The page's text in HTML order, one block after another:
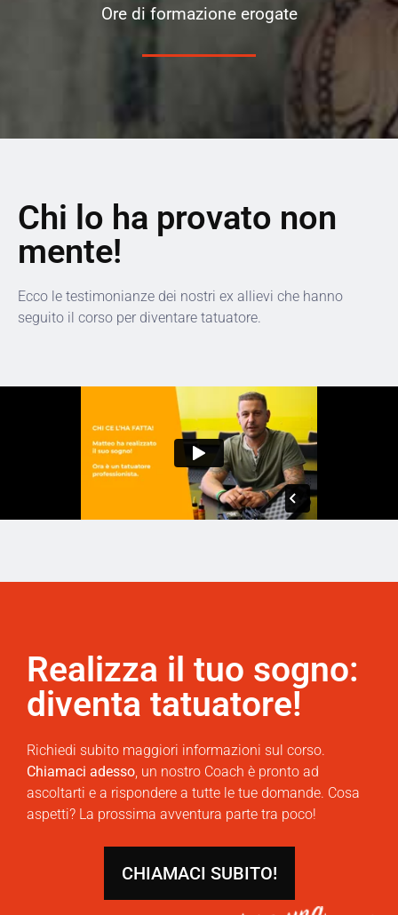
Ore di formazione erogate
Chi lo ha provato non
mente!
Ecco le testimonianze dei nostri ex allievi che hanno
seguito il corso per diventare tatuatore.
Realizza il tuo sogno:
diventa tatuatore!
Richiedi subito maggiori informazioni sul corso.
Chiamaci adesso , un nostro Coach è pronto ad
ascoltarti e a rispondere a tutte le tue domande. Cosa
aspetti? La prossima avventura parte tra poco!
CHIAMACI SUBITO!